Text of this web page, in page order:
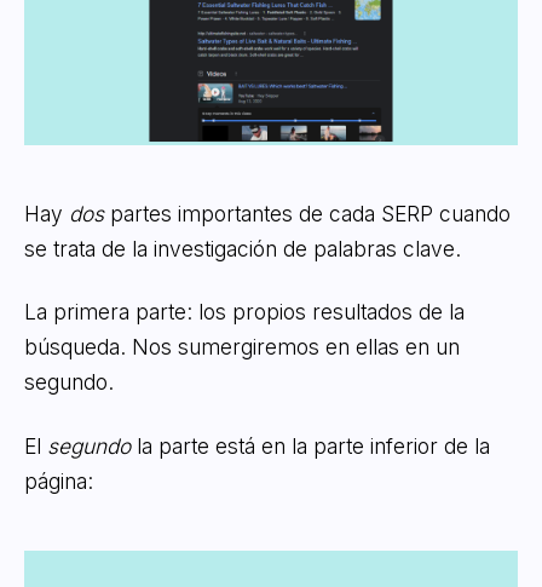
Hay dospartes importantes de cada SERP cuando
se trata de la investigación de palabras clave.
La primera parte: los propios resultados de la
búsqueda. Nos sumergiremos en ellas en un
segundo.
El segundola parte está en la parte inferior de la
página: